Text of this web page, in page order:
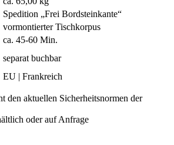
Spedition „Frei Bordsteinkante“
vormontierter Tischkorpus
ca. 45-60 Min.
separat buchbar
EU | Frankreich
den aktuellen Sicherheitsnormen der
oder auf Anfrage